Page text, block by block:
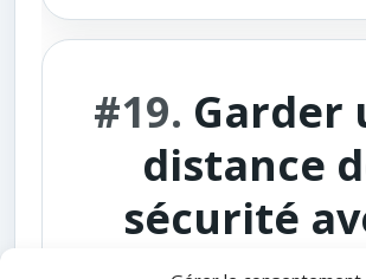
#19. Garder
distance
sécurité